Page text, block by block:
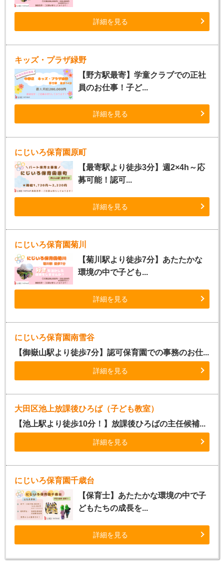
詳細を見る
キッズ・プラザ緑野
【野方駅最寄】学童クラブでの正社
員のお仕事！子ど...
詳細を見る
にじいろ保育園原町
【最寄駅より徒歩3分】週2×4h～応
募可能！認可...
詳細を見る
にじいろ保育園菊川
【菊川駅より徒歩7分】あたたかな
環境の中で子ども...
詳細を見る
にじいろ保育園南雪谷
【御嶽山駅より徒歩7分】認可保育園での事務のお仕...
詳細を見る
大田区池上放課後ひろば（子ども教室）
【池上駅より徒歩10分！】放課後ひろばの主任候補...
詳細を見る
にじいろ保育園千歳台
【保育士】あたたかな環境の中で子
どもたちの成長を...
詳細を見る